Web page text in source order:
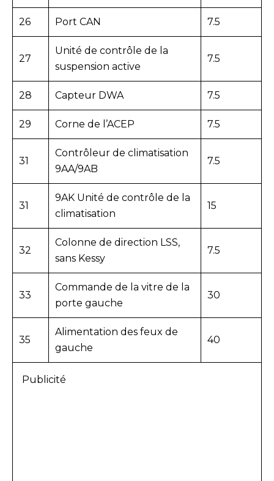
26 Port CAN 7.5
27
Unité de contrôle de la
suspension active
7.5
28 Capteur DWA 7.5
29 Corne de l’ACEP 7.5
31
Contrôleur de climatisation
9AA/9AB
7.5
31
9AK Unité de contrôle de la
climatisation
15
32
Colonne de direction LSS,
sans Kessy
7.5
33
Commande de la vitre de la
porte gauche
30
35
Alimentation des feux de
gauche
40
Publicité